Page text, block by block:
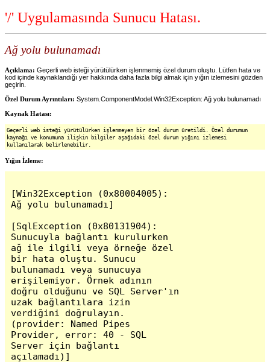
'/' Uygulamasında Sunucu Hatası.
Ağ yolu bulunamadı
Açıklama: Geçerli web isteği yürütülürken işlenmemiş özel durum oluştu. Lütfen hata ve
kod içinde kaynaklandığı yer hakkında daha fazla bilgi almak için yığın izlemesini gözden
geçirin.
Özel Durum Ayrıntıları: System.ComponentModel.Win32Exception: Ağ yolu bulunamadı
Kaynak Hatası:
Geçerli web isteği yürütülürken işlenmeyen bir özel durum üretildi. Özel durumun
kaynağı ve konumuna ilişkin bilgiler aşağıdaki özel durum yığını izlemesi
kullanılarak belirlenebilir.
Yığın İzleme:
[Win32Exception (0x80004005):
Ağ yolu bulunamadı]
[SqlException (0x80131904):
Sunucuyla bağlantı kurulurken
ağ ile ilgili veya örneğe özel
bir hata oluştu. Sunucu
bulunamadı veya sunucuya
erişilemiyor. Örnek adının
doğru olduğunu ve SQL Server'ın
uzak bağlantılara izin
verdiğini doğrulayın.
(provider: Named Pipes
Provider, error: 40 - SQL
Server için bağlantı
açılamadı)]